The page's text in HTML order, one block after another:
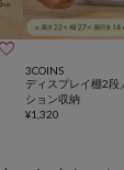

3COINS
ディスプレイ棚2段
ション収納
¥1,320